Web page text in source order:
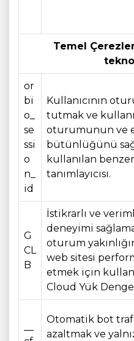
Temel
or
bi
o_
se
ssi
o
n_
id
Kullanıcının
tutmak ve
oturumunun ve
bütünlüğünü
kullanılan
tanımlayıcısı.
G
CL
B
İstikrarlı ve
deneyimi
oturum
web sitesi
etmek için
Cloud Yük
Otomatik bot
azaltmak ve